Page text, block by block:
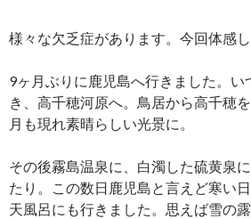
様々な欠乏症があります。今回体感し
9ヶ月ぶりに鹿児島へ行きました。い
き、高千穂河原へ。鳥居から高千穂
月も現れ素晴らしい光景に。
その後霧島温泉に、白濁した硫黄泉
たり。この数日鹿児島と言えど寒い
天風呂にも行きました。思えば雪の